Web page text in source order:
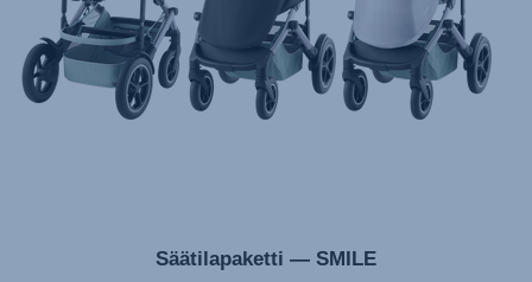
Návod na použitie (Slovenský jazyk)
Инструкция за ползване (Български език)
Upute za uporabu (Hrvatski jezik)
Kasutusjuhend (Eesti keel)
Säätilapaketti — SMILE